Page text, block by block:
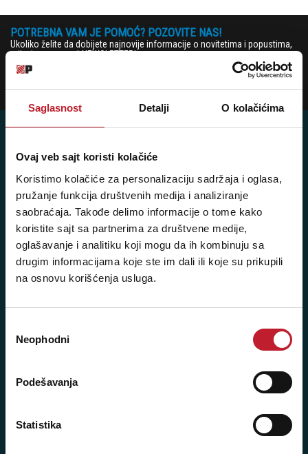
Saglasnost Detalji O kolačićima
Ovaj veb sajt koristi kolačiće
Koristimo kolačiće za personalizaciju sadržaja i oglasa,
pružanje funkcija društvenih medija i analiziranje
saobraćaja. Takođe delimo informacije o tome kako
koristite sajt sa partnerima za društvene medije,
oglašavanje i analitiku koji mogu da ih kombinuju sa
drugim informacijama koje ste im dali ili koje su prikupili
na osnovu korišćenja usluga.
сагласности
Neophodni
Podešavanja
Statistika
POTREBNA VAM JE POMOĆ? POZOVITE NAS!
Ukoliko želite da dobijete najnovije informacije o novitetima i popustima,
prijavite se na naš NEWSLETTER!
Posetite nas: Svetogorska 9,
11103 Beograd, Srbija
Pišite nam: info@player.rs
Pozovite nas: +381 11 33-47-615
Sms/Viber/WhatsApp
060/6470116
Telefoni: